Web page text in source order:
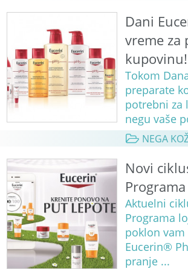
Dani
vreme za
kupovinu!
Tokom
preparate
potrebni za
negu vaše
NEGA
Novi
Aktuelni
Programa
poklon vam
Eucerin®
pranje ...